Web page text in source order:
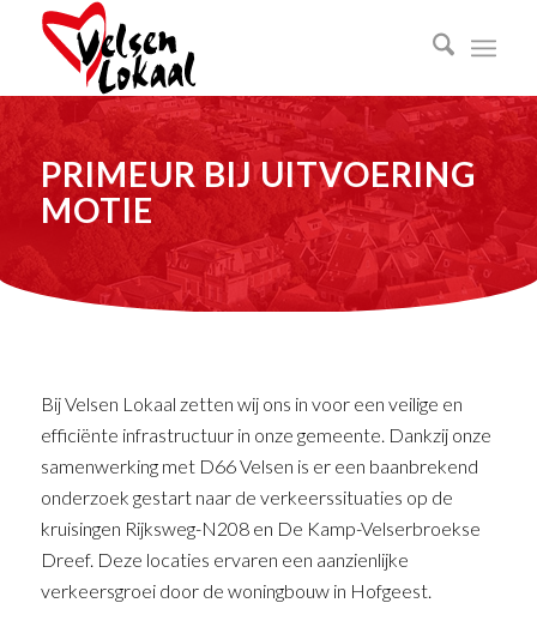
PRIMEUR BIJ UITVOERING
MOTIE
Bij Velsen Lokaal zetten wij ons in voor een veilige en
efficiënte infrastructuur in onze gemeente. Dankzij onze
samenwerking met D66 Velsen is er een baanbrekend
onderzoek gestart naar de verkeerssituaties op de
kruisingen Rijksweg-N208 en De Kamp-Velserbroekse
Dreef. Deze locaties ervaren een aanzienlijke
verkeersgroei door de woningbouw in Hofgeest.